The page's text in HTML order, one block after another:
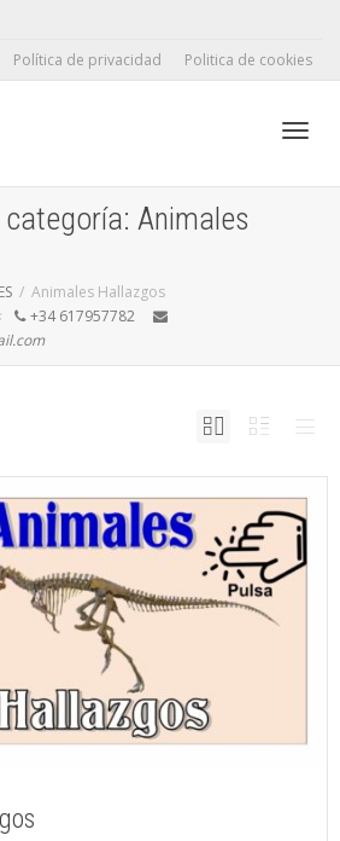
Política de privacidad Politica de cookies
Animales
Animales Hallazgos
+34 617957782